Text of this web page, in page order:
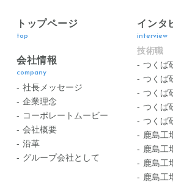
トップページ
top
会社情報
company
社長メッセージ
企業理念
コーポレートムービー
会社概要
沿革
グループ会社として
インタ
interview
技術職
つくば
つくば
つくば
つくば
つくば
鹿島工
鹿島工
鹿島工
鹿島工